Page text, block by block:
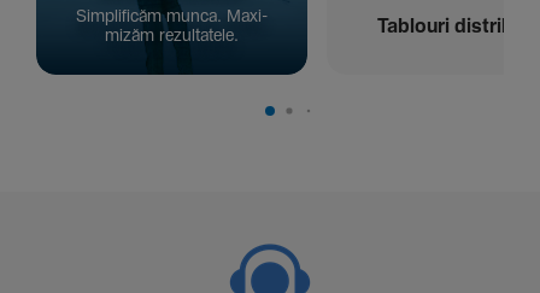
Simpli­ficăm munca. Maxi­
mizăm rezul­ta­tele.
Tablouri